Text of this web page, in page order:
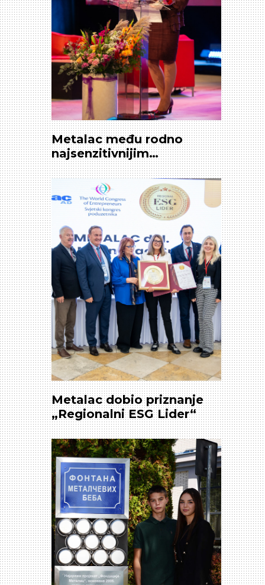
Metalac među rodno
najsenzitivnijim
kompanijama u Srbiji
Metalac dobio priznanje
„Regionalni ESG Lider“